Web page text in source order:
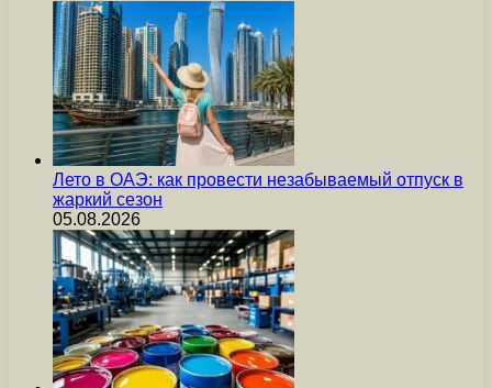
Лето в ОАЭ: как провести незабываемый отпуск в
жаркий сезон
05.08.2026